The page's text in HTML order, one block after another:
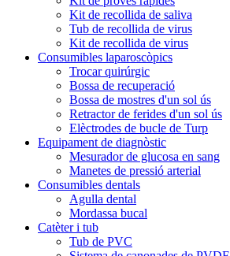
Kit de recollida de saliva
Tub de recollida de virus
Kit de recollida de virus
Consumibles laparoscòpics
Trocar quirúrgic
Bossa de recuperació
Bossa de mostres d'un sol ús
Retractor de ferides d'un sol ús
Elèctrodes de bucle de Turp
Equipament de diagnòstic
Mesurador de glucosa en sang
Manetes de pressió arterial
Consumibles dentals
Agulla dental
Mordassa bucal
Catèter i tub
Tub de PVC